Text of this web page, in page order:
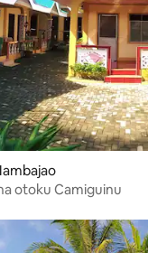
otoku Camiguinu